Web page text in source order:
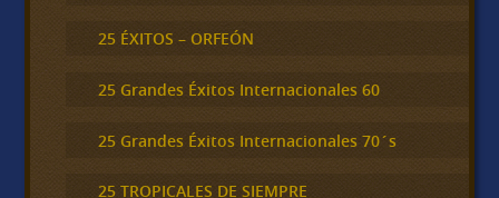
25 ÉXITOS – ORFEÓN
25 Grandes Éxitos Internacionales 60
25 Grandes Éxitos Internacionales 70´s
25 TROPICALES DE SIEMPRE